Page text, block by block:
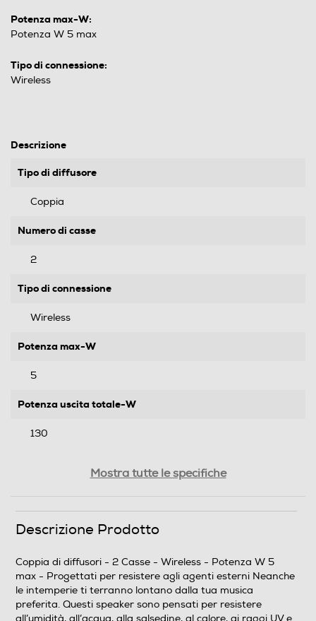
Potenza max-W:
Potenza W 5 max
Tipo di connessione:
Wireless
Descrizione
Tipo di diffusore
Coppia
Numero di casse
2
Tipo di connessione
Wireless
Potenza max-W
5
Potenza uscita totale-W
130
Altre caratteristiche
IP66 Resiste alla polvere e alle intemperie. Conforme
Mostra tutte le specifiche
Descrizione Prodotto
Coppia di diffusori - 2 Casse - Wireless - Potenza W 5
max - Progettati per resistere agli agenti esterni Neanche
le intemperie ti terranno lontano dalla tua musica
preferita. Questi speaker sono pensati per resistere
all’umidità, all’acqua, alla salsedine, al calore, ai raggi UV e